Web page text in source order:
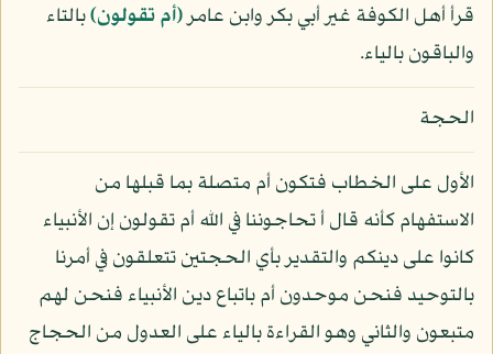
قرأ أهل الكوفة غير أبي بكر وابن عامر﴿أم تقولون﴾بالتاء
والباقون بالياء.
الحجة
الأول على الخطاب فتكون أم متصلة بما قبلها من
الاستفهام كأنه قال أ تحاجوننا في الله أم تقولون إن الأنبياء
كانوا على دينكم والتقدير بأي الحجتين تتعلقون في أمرنا
بالتوحيد فنحن موحدون أم باتباع دين الأنبياء فنحن لهم
متبعون والثاني وهو القراءة بالياء على العدول من الحجاج